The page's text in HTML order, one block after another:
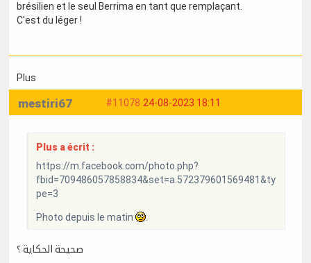
brésilien et le seul Berrima en tant que remplaçant.
C'est du léger !
Plus
#11078 24-08-2023 18:11
mestiri67
Plus a écrit :
https://m.facebook.com/photo.php?
fbid=709486057858834&set=a.572379601569481&ty
pe=3
Photo depuis le matin .
صحيحة الحكاية ؟